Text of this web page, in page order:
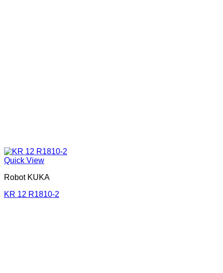
Quick View
Robot KUKA
KR 12 R1810-2